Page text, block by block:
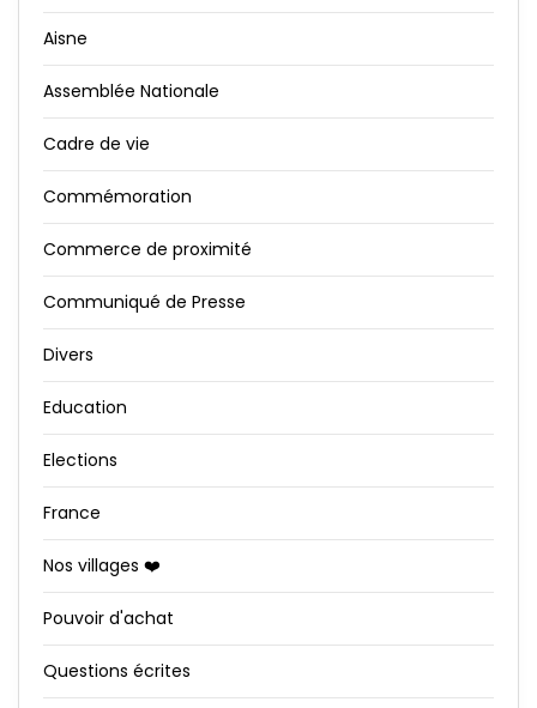
Aisne
Assemblée Nationale
Cadre de vie
Commémoration
Commerce de proximité
Communiqué de Presse
Divers
Education
Elections
France
Nos villages ❤️
Pouvoir d'achat
Questions écrites